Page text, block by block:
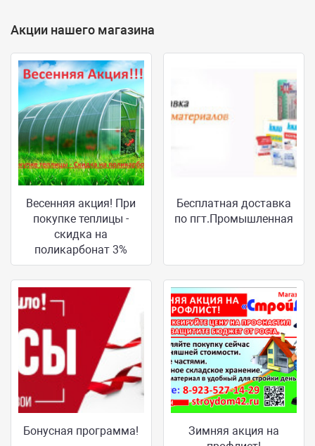
Акции нашего магазина
Весенняя акция! При
покупке теплицы -
скидка на
поликарбонат 3%
Бесплатная доставка
по пгт.Промышленная
Бонусная программа!
Зимняя акция на